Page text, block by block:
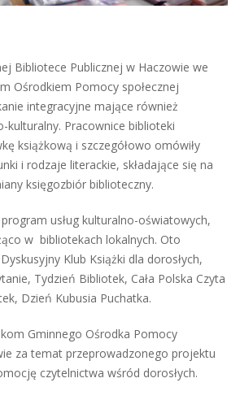
Bibliotece Publicznej w Haczowie we
Ośrodkiem Pomocy społecznej
integracyjne mające również
kulturalny. Pracownice biblioteki
książkową i szczegółowo omówiły
i rodzaje literackie, składające się na
księgozbiór biblioteczny.
usług kulturalno-oświatowych,
w bibliotekach lokalnych. Oto
Klub Książki dla dorosłych,
Tydzień Bibliotek, Cała Polska Czyta
Dzień Kubusia Puchatka.
Gminnego Ośrodka Pomocy
za temat przeprowadzonego projektu
czytelnictwa wśród dorosłych.